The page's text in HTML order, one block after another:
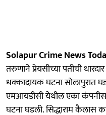
Solapur Crime News
तरुणाने प्रेयसीच्या पतीची
धक्कादायक घटना सोलापुरात
एमआयडीसी येथील एका
घटना घडली. सिद्धाराम कैलास